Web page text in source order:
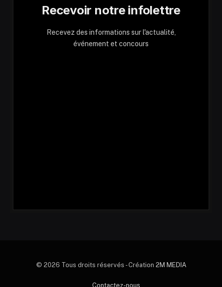
Recevoir notre infolettre
Recevez des informations sur l'actualité,
événement et concours
© 2026 Tous droits réservés - Création 2M MEDIA
Contactez-nous